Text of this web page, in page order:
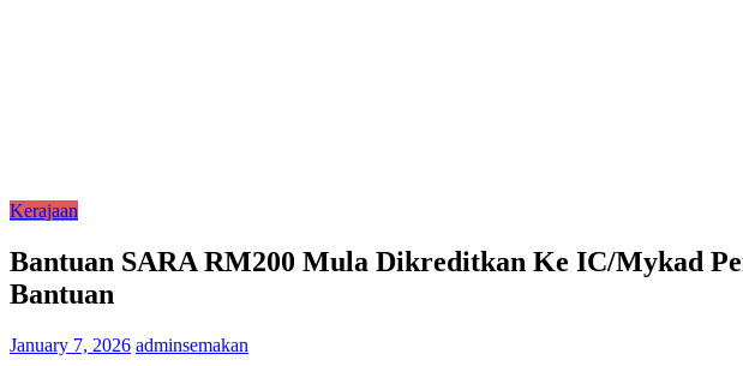
Kerajaan
Bantuan SARA RM200 Mula Dikreditkan Ke IC/Mykad
Bantuan
January 7, 2026 adminsemakan